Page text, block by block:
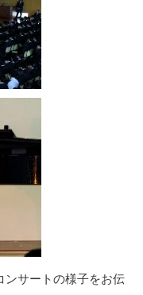
ンサートの様子をお伝